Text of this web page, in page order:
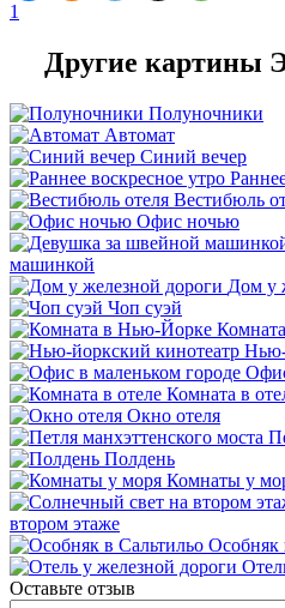
1
Другие картины
Полуночники
Автомат
Синий вечер
Вестибюль
Офис ночью
машинкой
Дом у
Чоп суэй
Нью-
Комната в
Окно отеля
Полдень
Комнаты у
втором этаже
Особняк
Оставьте отзыв